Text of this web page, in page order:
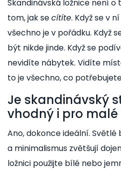
Skandinávská ložnice není o
tom, jak secítíte. Když se v
všechno je v pořádku. Když
být nikde jinde. Když se
nevidíte nábytek. Vidíte
to je všechno, co
Je skandinávský
vhodný i pro
Ano, dokonce ideální.
a minimalismus zvětšují
ložnici použijte bílé nebo